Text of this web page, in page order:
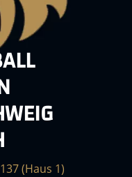
(Haus 1)